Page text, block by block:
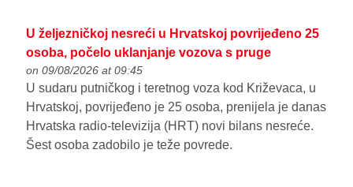
U željezničkoj nesreći u Hrvatskoj povrijeđeno 25
osoba, počelo uklanjanje vozova s pruge
on 09/08/2026 at 09:45
U sudaru putničkog i teretnog voza kod Križevaca, u
Hrvatskoj, povrijeđeno je 25 osoba, prenijela je danas
Hrvatska radio-televizija (HRT) novi bilans nesreće.
Šest osoba zadobilo je teže povrede.